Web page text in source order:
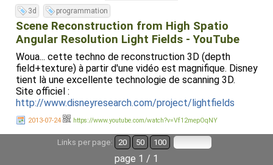
3d programmation
Scene Reconstruction from High Spatio
Angular Resolution Light Fields - YouTube
Woua... cette techno de reconstruction 3D (depth
field+texture) à partir d'une vidéo est magnifique. Disney
tient là une excellente technologie de scanning 3D.
Site officiel :
http://www.disneyresearch.com/project/lightfields
2013-07-24 https://www.youtube.com/watch?v=Vf12mepOqNY
Links per page: 20 50 100
page 1 / 1